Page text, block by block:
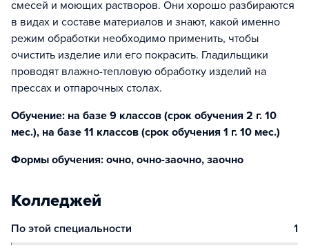
смесей и моющих растворов. Они хорошо разбираются
в видах и составе материалов и знают, какой именно
режим обработки необходимо применить, чтобы
очистить изделие или его покрасить. Гладильщики
проводят влажно-тепловую обработку изделий на
прессах и отпарочных столах.
Обучение: на базе 9 классов (срок обучения 2 г. 10
мес.), на базе 11 классов (срок обучения 1 г. 10 мес.)
Формы обучения: очно, очно-заочно, заочно
Колледжей
По этой специальности 1